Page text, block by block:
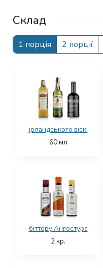
Склад
1 порція 2 порції
ірландського віскі
60мл
біттеру Ангостура
2кр.